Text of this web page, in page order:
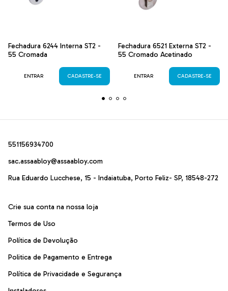
Fechadura 6244 Interna ST2 -
55 Cromada
ENTRAR CADASTRE-SE
Fechadura 6521 Externa ST2 -
55 Cromado Acetinado
ENTRAR CADASTRE-SE
551156934700
sac.assaabloy@assaabloy.com
Rua Eduardo Lucchese, 15 - Indaiatuba, Porto Feliz- SP, 18548-272
Crie sua conta na nossa loja
Termos de Uso
Política de Devolução
Politica de Pagamento e Entrega
Política de Privacidade e Segurança